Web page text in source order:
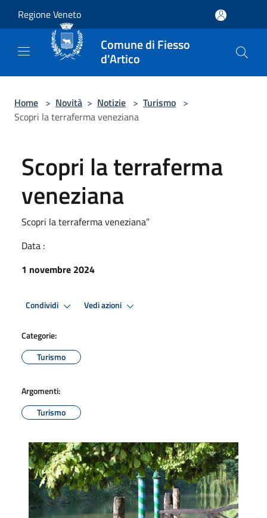
Regione Veneto
Comune di Fiesso
d'Artico
Home > Novità > Notizie > Turismo >
Scopri la terraferma veneziana
Scopri la terraferma
veneziana
Scopri la terraferma veneziana”
Data :
1 novembre 2024
Condividi Vedi azioni
Categorie:
Turismo
Argomenti:
Turismo